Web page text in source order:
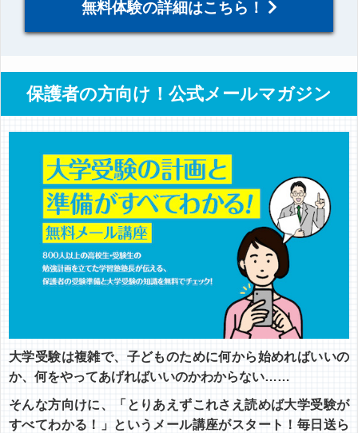
無料体験の詳細はこちら！
保護者の方向け！公式メールマガジン
大学受験は複雑で、子どものために何から始めればいいの
か、何をやってあげればいいのかわからない……
そんな方向けに、「とりあえずこれさえ読めば大学受験が
すべてわかる！」というメール講座がスタート！毎日送ら